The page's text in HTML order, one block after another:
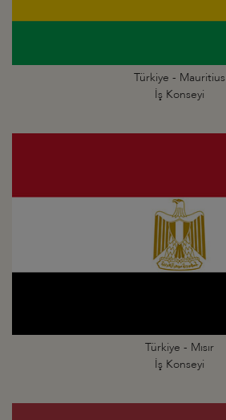
Türkiye - Mauritius
İş Konseyi
Türkiye - Mısır
İş Konseyi